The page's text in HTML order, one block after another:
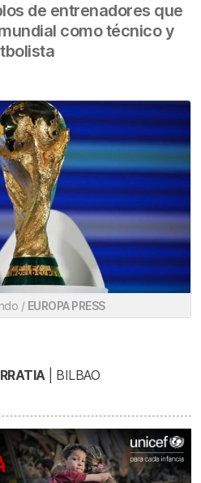
de entrenadores que
como técnico y
/ EUROPA PRESS
| BILBAO